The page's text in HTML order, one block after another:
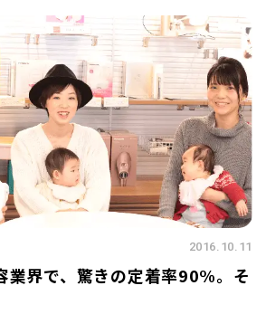
2016.10.11
業界で、驚きの定着率90%。そ